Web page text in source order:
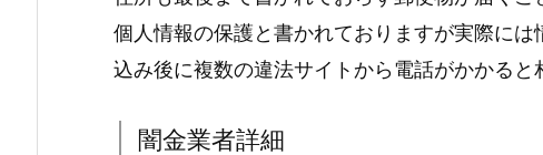
個人情報の保護と書かれておりますが実際に
込み後に複数の違法サイトから電話がかかると
闇金業者詳細